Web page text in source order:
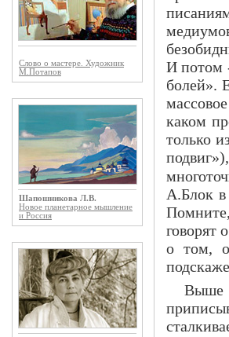
Слово о мастере. Художник
М.Потапов
Шапошникова Л.В.
Новое планетарное мышление
и Россия
И потом
болей».
каком
только
А.Блок в
говорят
о том,
Выше